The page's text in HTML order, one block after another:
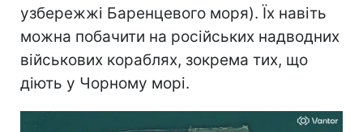
узбережжі Баренцевого моря). Їх навіть
можна побачити на російських надводних
військових кораблях, зокрема тих, що
діють у Чорному морі.